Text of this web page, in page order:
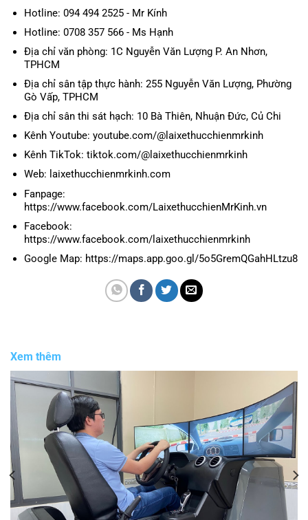
Hotline: 094 494 2525 - Mr Kính
Hotline: 0708 357 566 - Ms Hạnh
Địa chỉ văn phòng: 1C Nguyễn Văn Lượng P. An Nhơn,
TPHCM
Địa chỉ sân tập thực hành: 255 Nguyễn Văn Lượng, Phường
Gò Vấp, TPHCM
Địa chỉ sân thi sát hạch: 10 Bà Thiên, Nhuận Đức, Củ Chi
Kênh Youtube: youtube.com/@laixethucchienmrkinh
Kênh TikTok: tiktok.com/@laixethucchienmrkinh
Web: laixethucchienmrkinh.com
Fanpage:
https://www.facebook.com/LaixethucchienMrKinh.vn
Facebook:
https://www.facebook.com/laixethucchienmrkinh
Google Map: https://maps.app.goo.gl/5o5GremQGahHLtzu8
Xem thêm